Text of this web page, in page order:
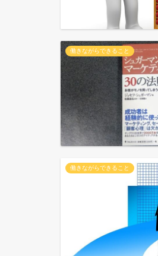
働きながらできること
働きながらできること